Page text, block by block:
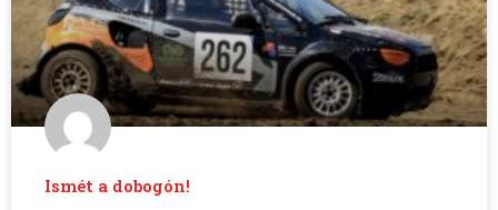
Ismét a dobogón!